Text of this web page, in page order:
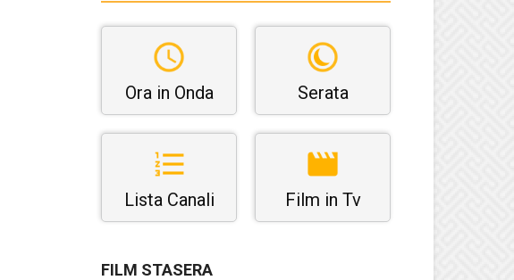
Ora in Onda Serata
Lista Canali Film in Tv
FILM STASERA